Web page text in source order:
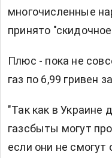
многочисленные
принято
Плюс - пока не
газ по 6,99 гривен
"Так как в Украине
газсбыты могут
если они не смогут